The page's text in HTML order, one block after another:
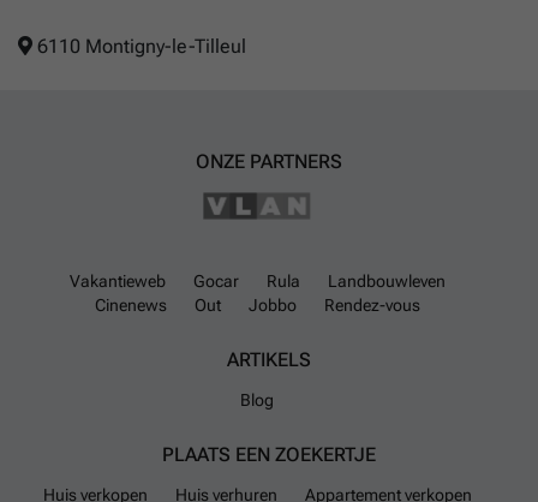
6110 Montigny-le-Tilleul
ONZE PARTNERS
Vakantieweb Gocar Rula
Landbouwleven
Cinenews
Out Jobbo Rendez-vous
ARTIKELS
Blog
PLAATS EEN ZOEKERTJE
Huis verkopen Huis verhuren
Appartement verkopen